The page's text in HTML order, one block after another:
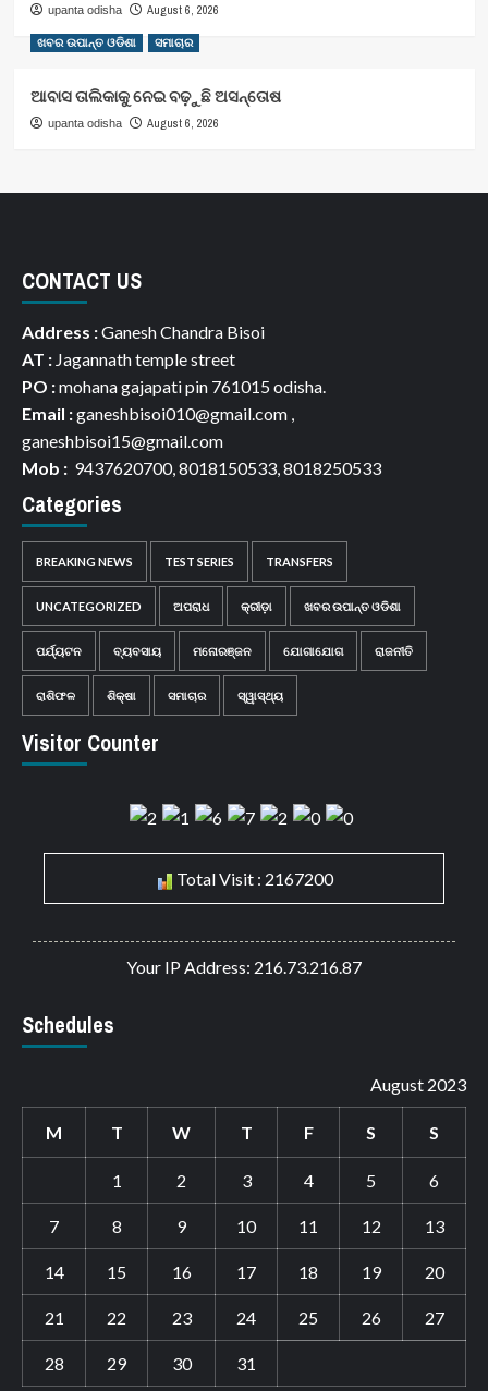
upanta odisha August 6, 2026
ଖବର ଉପାନ୍ତ ଓଡିଶା ସମାଚାର
ଆବାସ ତାଲିକାକୁ ନେଇ ବଢ଼ୁଛି ଅସନ୍ତୋଷ
upanta odisha August 6, 2026
CONTACT US
Address :Ganesh Chandra Bisoi
AT : Jagannath temple street
PO :mohana gajapati pin 761015 odisha.
Email :ganeshbisoi010@gmail.com ,
ganeshbisoi15@gmail.com
Mob : 9437620700, 8018150533, 8018250533
Categories
BREAKING NEWS TEST SERIES TRANSFERS
UNCATEGORIZED ଅପରାଧ କ୍ରୀଡ଼ା ଖବର ଉପାନ୍ତ ଓଡିଶା
ପର୍ଯ୍ୟଟନ ବ୍ୟବସାୟ ମନୋରଞ୍ଜନ ଯୋଗାଯୋଗ ରାଜନୀତି
ରାଶିଫଳ ଶିକ୍ଷା ସମାଚାର ସ୍ୱାସ୍ଥ୍ୟ
Visitor Counter
Total Visit : 2167200
Your IP Address: 216.73.216.87
Schedules
August 2023
M T W T F S S
1 2 3 4 5 6
7 8 9 10 11 12 13
14 15 16 17 18 19 20
21 22 23 24 25 26 27
28 29 30 31